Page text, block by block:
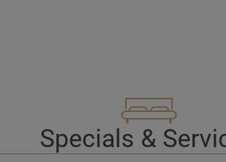
Specials &